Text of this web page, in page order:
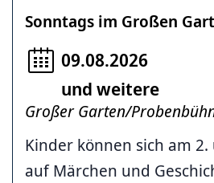
Sonntags im Großen
09.08.2026
und weitere
Großer Garten/
Kinder können sich am
auf Märchen und